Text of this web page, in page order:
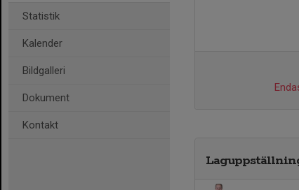
Statistik
Kalender
Bildgalleri
Dokument
Kontakt